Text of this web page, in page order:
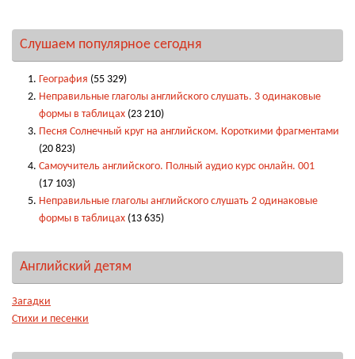
Слушаем популярное сегодня
География (55 329)
Неправильные глаголы английского слушать. 3 одинаковые
формы в таблицах (23 210)
Песня Солнечный круг на английском. Короткими фрагментами
(20 823)
Самоучитель английского. Полный аудио курс онлайн. 001
(17 103)
Неправильные глаголы английского слушать 2 одинаковые
формы в таблицах (13 635)
Английский детям
Загадки
Стихи и песенки